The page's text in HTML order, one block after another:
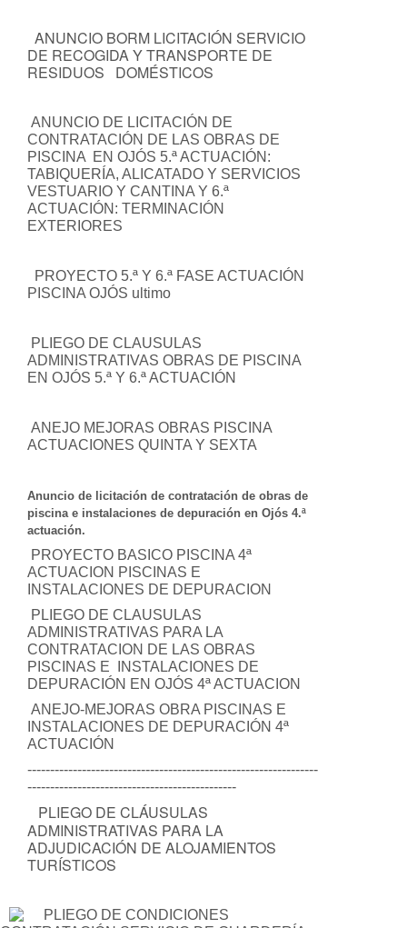
ANUNCIO BORM LICITACIÓN SERVICIO
DE RECOGIDA Y TRANSPORTE DE
RESIDUOS DOMÉSTICOS
ANUNCIO DE LICITACIÓN DE
CONTRATACIÓN DE LAS OBRAS DE
PISCINA EN OJÓS 5.ª ACTUACIÓN:
TABIQUERÍA, ALICATADO Y SERVICIOS
VESTUARIO Y CANTINA Y 6.ª
ACTUACIÓN: TERMINACIÓN
EXTERIORES
PROYECTO 5.ª Y 6.ª FASE ACTUACIÓN
PISCINA OJÓS ultimo
PLIEGO DE CLAUSULAS
ADMINISTRATIVAS OBRAS DE PISCINA
EN OJÓS 5.ª Y 6.ª ACTUACIÓN
ANEJO MEJORAS OBRAS PISCINA
ACTUACIONES QUINTA Y SEXTA
Anuncio de licitación de contratación de obras de
piscina e instalaciones de depuración en Ojós 4.ª
actuación.
PROYECTO BASICO PISCINA 4ª
ACTUACION PISCINAS E
INSTALACIONES DE DEPURACION
PLIEGO DE CLAUSULAS
ADMINISTRATIVAS PARA LA
CONTRATACION DE LAS OBRAS
PISCINAS E INSTALACIONES DE
DEPURACIÓN EN OJÓS 4ª ACTUACION
ANEJO-MEJORAS OBRA PISCINAS E
INSTALACIONES DE DEPURACIÓN 4ª
ACTUACIÓN
----------------------------------------------------------------
----------------------------------------------
PLIEGO DE CLÁUSULAS
ADMINISTRATIVAS PARA LA
ADJUDICACIÓN DE ALOJAMIENTOS
TURÍSTICOS
PLIEGO DE CONDICIONES